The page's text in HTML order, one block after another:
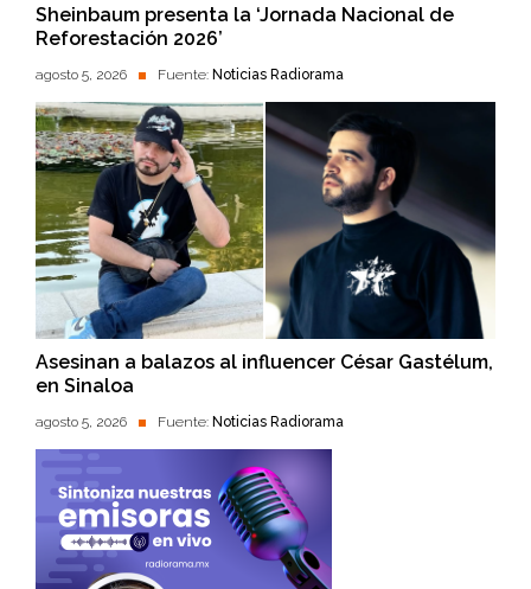
Sheinbaum presenta la ‘Jornada Nacional de
Reforestación 2026’
agosto 5, 2026 Fuente: Noticias Radiorama
Asesinan a balazos al influencer César Gastélum,
en Sinaloa
agosto 5, 2026 Fuente: Noticias Radiorama